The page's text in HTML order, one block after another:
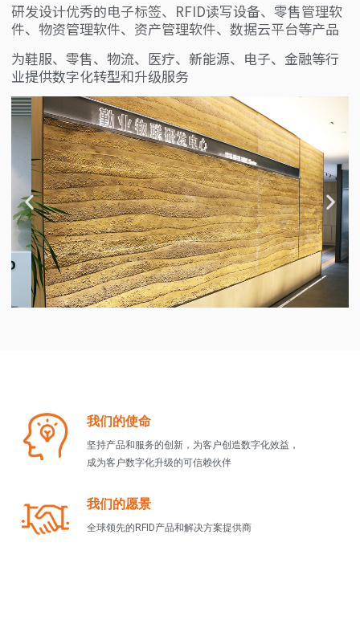
研发设计优秀的电子标签、RFID读写设备、零售管理软
件、物资管理软件、资产管理软件、数据云平台等产品
为鞋服、零售、物流、医疗、新能源、电子、金融等行
业提供数字化转型和升级服务
我们的使命
坚持产品和服务的创新，为客户创造数字化效益，
成为客户数字化升级的可信赖伙伴
我们的愿景
全球领先的RFID产品和解决方案提供商